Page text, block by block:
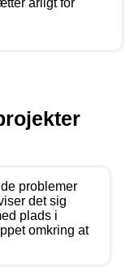
årligt for
problemer
det sig
plads i
omkring at